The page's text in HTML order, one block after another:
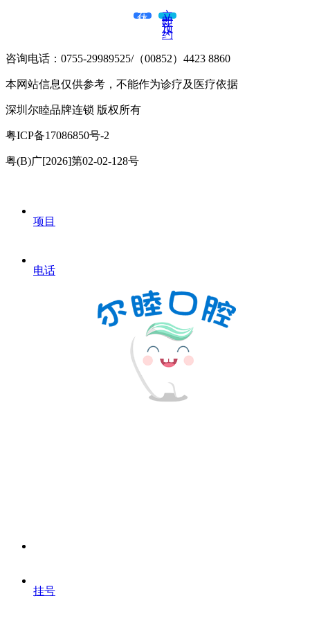
在
线
立
即
预
约
咨询电话：0755-29989525/（00852）4423 8860
本网站信息仅供参考，不能作为诊疗及医疗依据
深圳尔睦品牌连锁 版权所有
粤ICP备17086850号-2
粤(B)广[2026]第02-02-128号
项目
电话
挂号